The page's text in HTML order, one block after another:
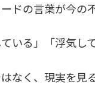
ドの言葉が今の
いる」「浮気し
なく、現実を見